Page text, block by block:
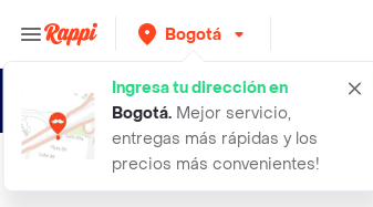
Bogotá
Ingresa tu dirección en
Bogotá. Mejor servicio,
entregas más rápidas y los
precios más convenientes!
aborto y control social